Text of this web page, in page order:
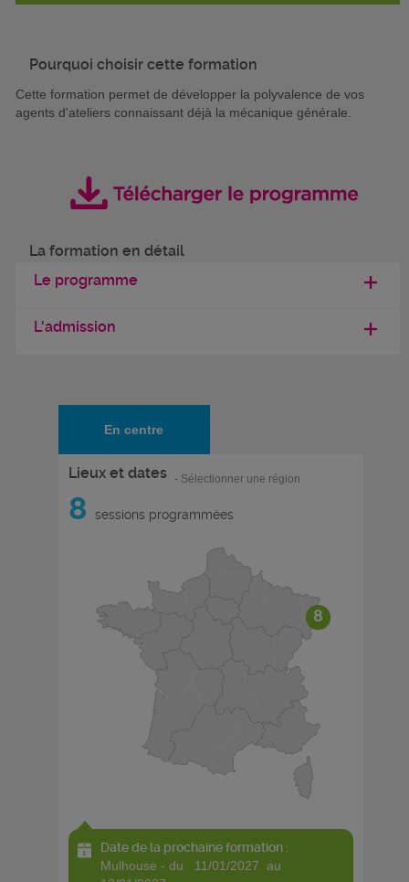
Pourquoi choisir cette formation
Cette formation permet de développer la polyvalence de vos
agents d'ateliers connaissant déjà la mécanique générale.
La formation en détail
Le programme
L'admission
En centre
Lieux et dates - Sélectionner une région
8 sessions programmées
8
Date de la prochaine formation :
mulhouse - du 11/01/2027 au